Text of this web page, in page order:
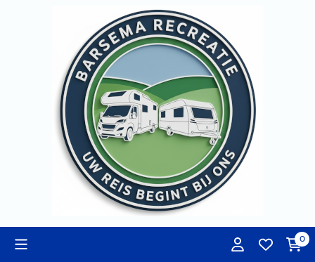
Cookievoorkeuren zijn momenteel gesloten.
0